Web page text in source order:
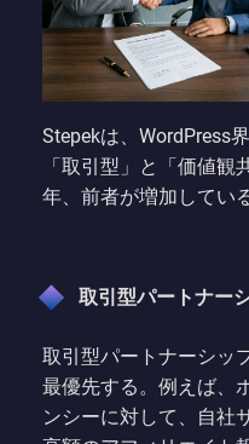
Stepekは、WordPress
「取引型」と「価値
年、前者が増加してい
取引型パートナー
取引型パートナーシッ
最優先する。例えば、
ンシーに対して、自社